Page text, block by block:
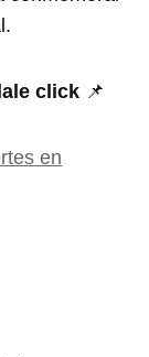
click 📌
en